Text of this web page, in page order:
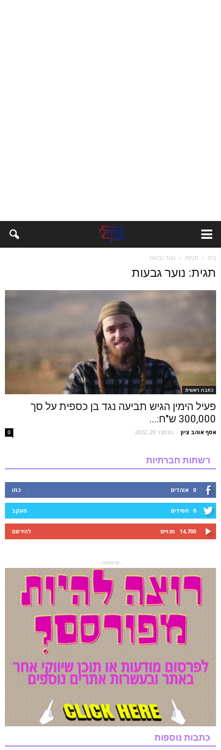
בית תגיות נוער גבעות
תגית: נוער גבעות
כתבה ראשית
פעיל הימין הגיש תביעה נגד בן כספית על סך
300,000 ש"ח:...
אסף אוהב ציון - נובמבר 20, 2022 0
רשתות חברתיות
0 אוהדים כמו
0 חסידים מעקב
14,700 מנויים להירשם
- פרסומת -
כתבות נוספות